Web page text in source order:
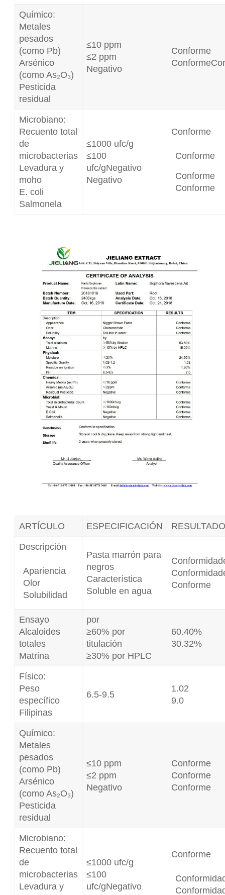
Químico:
Metales
pesados
(como Pb)
Arsénico
(como As₂O₃)
Pesticida
residual
≤10 ppm
≤2 ppm
Negativo
Conforme
Microbiano:
Recuento total
de
microbacterias
Levadura y
moho
E. coli
Salmonela
≤1000 ufc/g
≤100
ufc/gNegativo
Negativo
Conforme
Conforme
Conforme
Conforme
ARTÍCULO ESPECIFICACIÓN
Descripción
Apariencia
Olor
Solubilidad
Pasta marrón para
negros
Característica
Soluble en agua
Conforme
Ensayo
Alcaloides
totales
Matrina
por
≥60% por
titulación
≥30% por HPLC
60.40%
30.32%
Físico:
Peso
específico
Filipinas
6.5-9.5
1.02
9.0
Químico:
Metales
pesados
(como Pb)
Arsénico
(como As₂O₃)
Pesticida
residual
≤10 ppm
≤2 ppm
Negativo
Conforme
Conforme
Conforme
Microbiano:
Recuento total
de
microbacterias
Levadura y
≤1000 ufc/g
≤100
ufc/gNegativo
Conforme